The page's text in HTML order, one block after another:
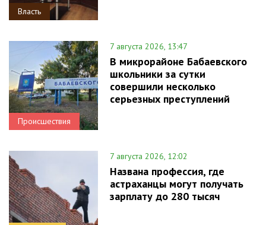
Власть
Происшествия
7 августа 2026, 13:47
В микрорайоне Бабаевского
школьники за сутки
совершили несколько
серьезных преступлений
7 августа 2026, 12:02
Названа профессия, где
астраханцы могут получать
зарплату до 280 тысяч